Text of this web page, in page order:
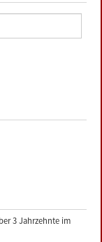
3 Jahrzehnte im